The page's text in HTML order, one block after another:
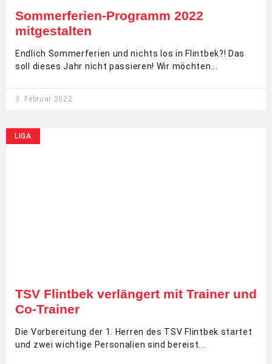
Sommerferien-Programm 2022
mitgestalten
Endlich Sommerferien und nichts los in Flintbek?! Das
soll dieses Jahr nicht passieren! Wir möchten
3. Februar 2022
LIGA
TSV Flintbek verlängert mit Trainer und
Co-Trainer
Die Vorbereitung der 1. Herren des TSV Flintbek startet
und zwei wichtige Personalien sind bereist